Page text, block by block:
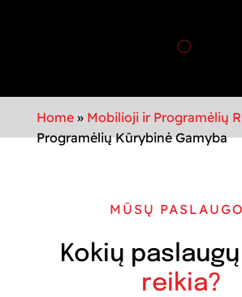
Home» Mobilioji ir Programėlių
Programėlių Kūrybinė Gamyba
MŪSŲ
Kokių paslaugų
reikia?